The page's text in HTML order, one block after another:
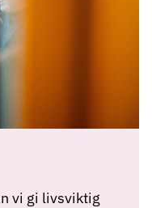
vi gi livsviktig